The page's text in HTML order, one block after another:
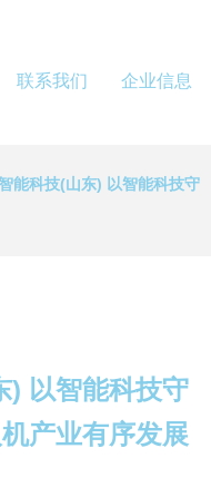
联系我们 企业信息
能科技(山东) 以智能科技守
) 以智能科技守
产业有序发展